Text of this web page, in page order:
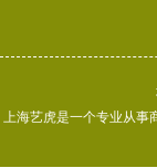
上海艺虎是一个专业从事